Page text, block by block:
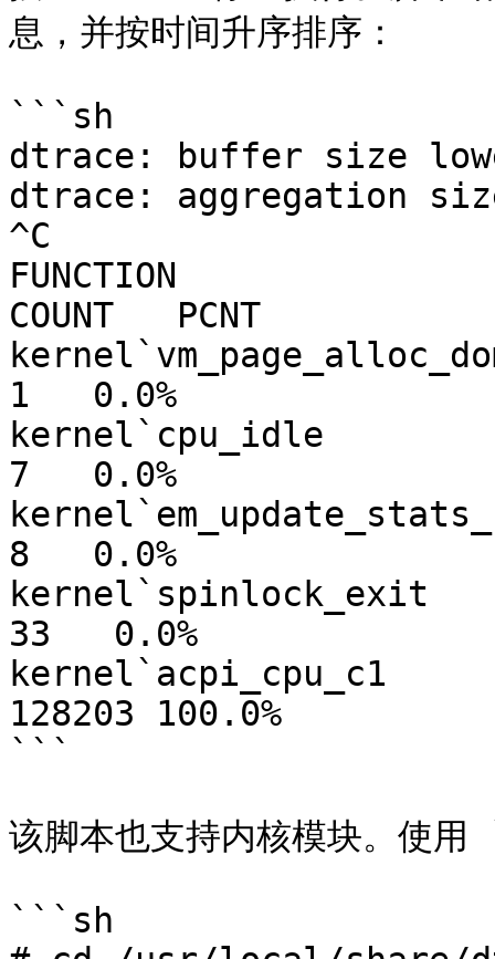
息，并按时间升序排序：
```sh
dtrace: buffer size
dtrace: aggregation
^C
FUNCTION
COUNT   PCNT
1   0.0%
kernel`cpu_idle
7   0.0%
8   0.0%
kernel`spinlock_exit
33   0.0%
kernel`acpi_cpu_c1
128203 100.0%
```
该脚本也支持内核模块。使
```sh